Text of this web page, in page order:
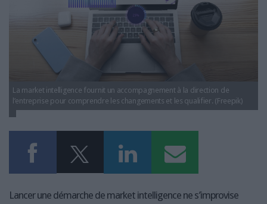
L'ANNUAIRE DES ACTEURS
LES LIVRES BLANCS
LES SUPPLÉMENTS
NOS OFFRES D'ABONNEMENTS
La market intelligence fournit un accompagnement à la direction de
l’entreprise pour comprendre les changements et les qualifier. (Freepik)
Lancer une démarche de market intelligence ne s’improvise